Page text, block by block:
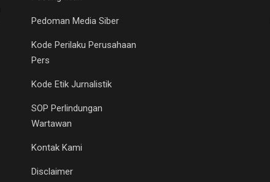
Pedoman Media Siber
Kode Perilaku Perusahaan
Pers
Kode Etik Jurnalistik
SOP Perlindungan
Wartawan
Kontak Kami
Disclaimer